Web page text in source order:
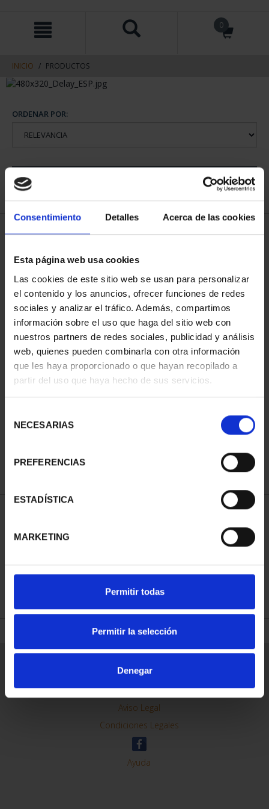
Consentimiento Detalles Acerca de las cookies
Esta página web usa cookies
Las cookies de este sitio web se usan para personalizar
el contenido y los anuncios, ofrecer funciones de redes
sociales y analizar el tráfico. Además, compartimos
información sobre el uso que haga del sitio web con
nuestros partners de redes sociales, publicidad y análisis
web, quienes pueden combinarla con otra información
que les haya proporcionado o que hayan recopilado a
partir del uso que haya hecho de sus servicios.
NECESARIAS
PREFERENCIAS
ESTADÍSTICA
MARKETING
Permitir todas
Permitir la selección
Denegar
contenido
navegacin
0
INICIO PRODUCTOS
ORDENAR POR:
1 Productos encontrados
73,00 €
REFINAR
Contacto
Preguntas Frequentes (FAQs)
Aviso Legal
Condiciones Legales
Ayuda